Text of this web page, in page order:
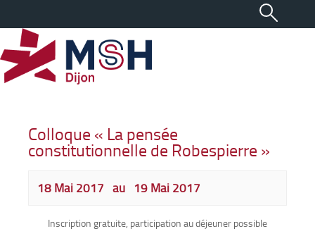
Colloque « La pensée
constitutionnelle de Robespierre »
18 Mai 2017 au 19 Mai 2017
Inscription gratuite, participation au déjeuner possible